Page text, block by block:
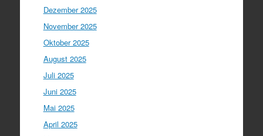
Dezember 2025
November 2025
Oktober 2025
August 2025
Juli 2025
Juni 2025
Mai 2025
April 2025